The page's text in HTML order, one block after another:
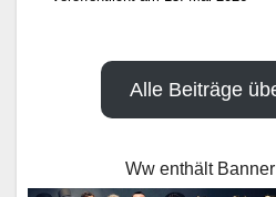
Alle Beiträge
Ww enthält